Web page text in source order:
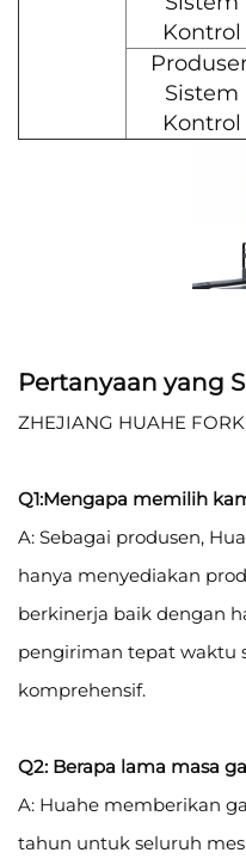
Kontrol
Sistem
Kontrol
Pertanyaan yang
ZHEJIANG HUAHE
Q1:Mengapa memilih
A: Sebagai produsen,
hanya menyediakan
berkinerja baik dengan
pengiriman tepat waktu
komprehensif.
Q2: Berapa lama masa
A: Huahe memberikan
tahun untuk seluruh